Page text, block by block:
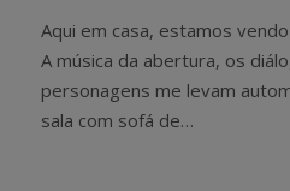
Aqui em casa, estamos
A música da abertura, os
personagens me levam
sala com sofá de…